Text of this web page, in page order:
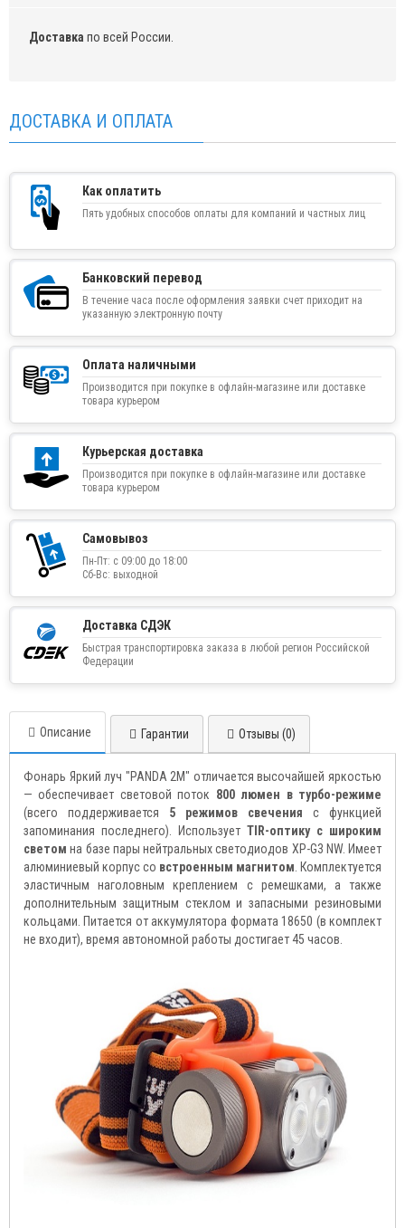
Доставка по всей России.
ДОСТАВКА И ОПЛАТА
Как оплатить
Пять удобных способов оплаты для компаний и частных лиц
Банковский перевод
В течение часа после оформления заявки счет приходит на
указанную электронную почту
Оплата наличными
Производится при покупке в офлайн-магазине или доставке
товара курьером
Курьерская доставка
Производится при покупке в офлайн-магазине или доставке
товара курьером
Самовывоз
Пн-Пт: с 09:00 до 18:00
Сб-Вс: выходной
Доставка СДЭК
Быстрая транспортировка заказа в любой регион Российской
Федерации
Описание Гарантии Отзывы (0)
Фонарь Яркий луч "PANDA 2M" отличается высочайшей яркостью
— обеспечивает световой поток 800 люмен в турбо-режиме
(всего поддерживается 5 режимов свечения с функцией
запоминания последнего). Использует TIR-оптику с широким
светом на базе пары нейтральных светодиодов XP-G3 NW. Имеет
алюминиевый корпус со встроенным магнитом . Комплектуется
эластичным наголовным креплением с ремешками, а также
дополнительным защитным стеклом и запасными резиновыми
кольцами. Питается от аккумулятора формата 18650 (в комплект
не входит), время автономной работы достигает 45 часов.